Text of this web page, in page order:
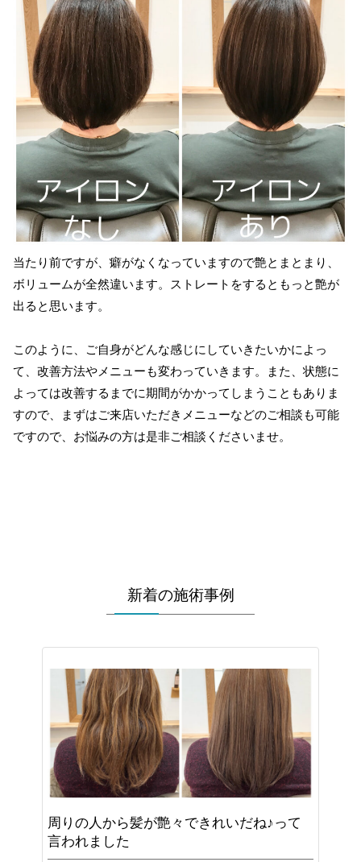
当たり前ですが、癖がなくなっていますので艶とまとまり、
ボリュームが全然違います。ストレートをするともっと艶が
出ると思います。
このように、ご自身がどんな感じにしていきたいかによっ
て、改善方法やメニューも変わっていきます。また、状態に
よっては改善するまでに期間がかかってしまうこともありま
すので、まずはご来店いただきメニューなどのご相談も可能
ですので、お悩みの方は是非ご相談くださいませ。
新着の施術事例
周りの人から髪が艶々できれいだね♪って
言われました